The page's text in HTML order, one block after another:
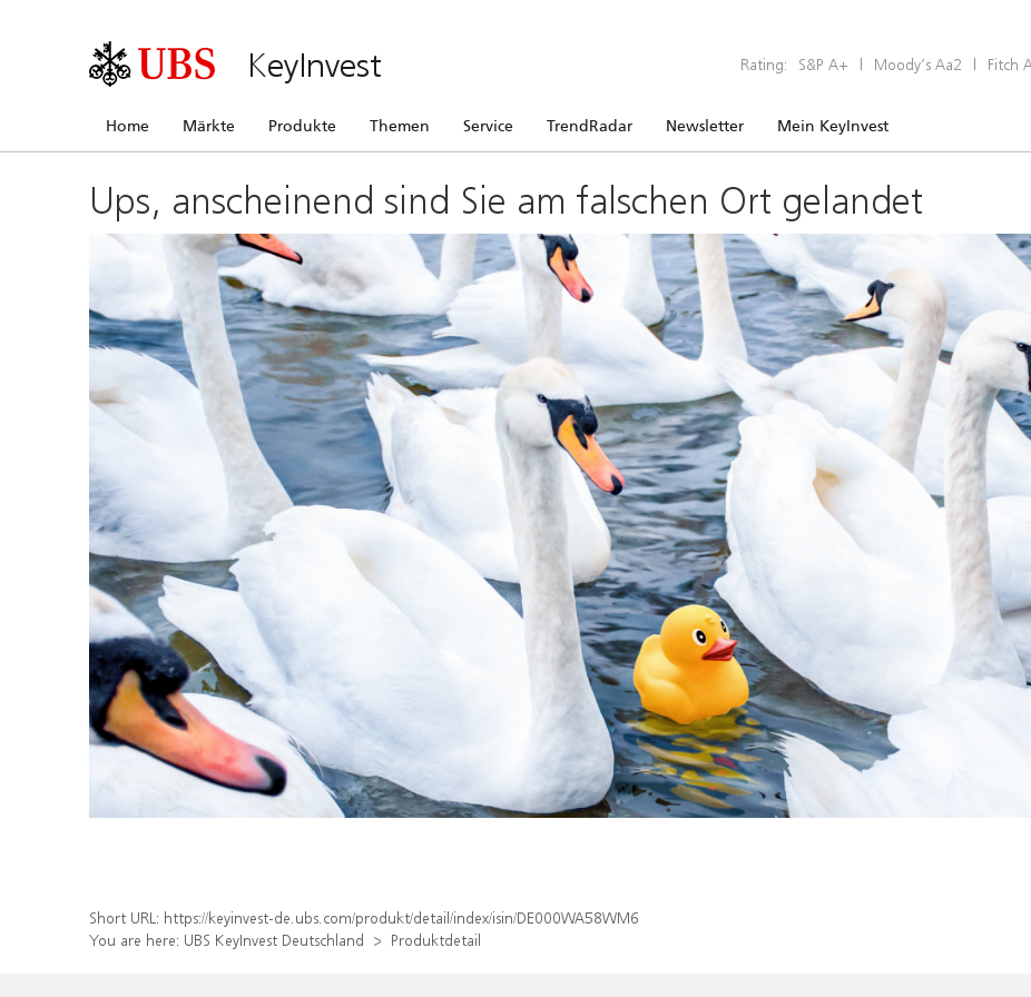
KeyInvest Rating: S&P A+ | Moody’s Aa2 | Fitch
Home Märkte Produkte Themen Service TrendRadar Newsletter Mein KeyInvest
Ups, anscheinend sind Sie am falschen Ort gelandet
Short URL: https://keyinvest-de.ubs.com/produkt/detail/index/isin/DE000WA58WM6
You are here: UBS KeyInvest Deutschland Produktdetail